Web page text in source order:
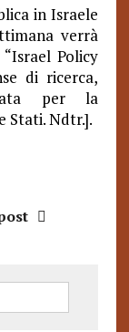
in Israele
verrà
Policy
di ricerca,
per la
Stati. Ndtr.].